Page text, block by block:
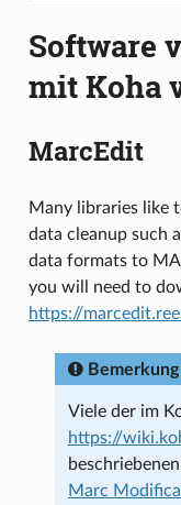
Software
mit Koha
MarcEdit
Many libraries like
data cleanup such
data formats to
you will need to
https://
Bemerkung
Viele der im
https://
Marc